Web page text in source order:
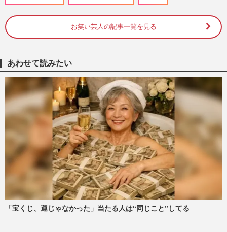
週刊女性2026年7月7日・14日号 2026/7/6
聴率苦戦、フジのスタッフが接近する“中
居問題”降格元プロデュー…
週刊女性PRIME
フジテレビ4月改編、『サン!シャイン』な
どGP帯4割刷新するも視聴者は「再放送で
いい」厳しい声相次ぐ
週刊女性PRIME 2026/3/11
フジテレビ、カズレーザー＆ニューヨーク
初タッグの新番組に「どう考えても実力不
足」過去“最大”の改編発…
週刊女性PRIME 2026/3/10
お笑い芸人の記事一覧を見る
あわせて読みたい
「宝くじ、運じゃなかった」当たる人は“同じこと”してる